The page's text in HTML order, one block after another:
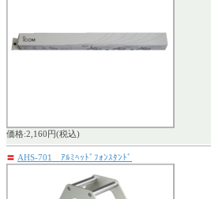
価格:2,160円(税込)
〓 AHS-701 ｱﾙﾐﾍｯﾄﾞﾌｫﾝｽﾀﾝﾄﾞ